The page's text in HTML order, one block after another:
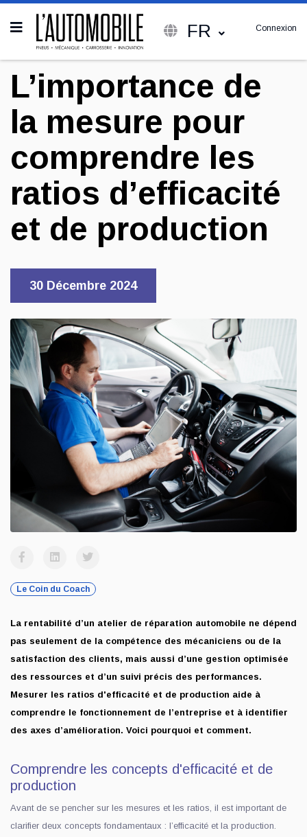
FR Connexion
L’importance de
la mesure pour
comprendre les
ratios d’efficacité
et de production
30 Décembre 2024
Le Coin du Coach
La rentabilité d’un atelier de réparation automobile ne dépend
pas seulement de la compétence des mécaniciens ou de la
satisfaction des clients, mais aussi d’une gestion optimisée
des ressources et d’un suivi précis des performances.
Mesurer les ratios d'efficacité et de production aide à
comprendre le fonctionnement de l’entreprise et à identifier
des axes d’amélioration. Voici pourquoi et comment.
Comprendre les concepts d'efficacité et de
production
Avant de se pencher sur les mesures et les ratios, il est important de
clarifier deux concepts fondamentaux : l’efficacité et la production.